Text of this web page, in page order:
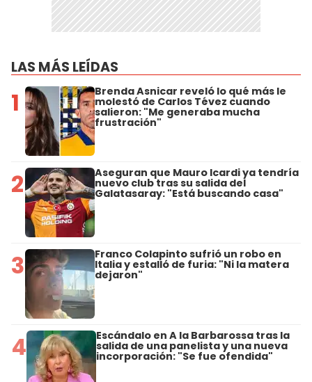
LAS MÁS LEÍDAS
1 Brenda Asnicar reveló lo qué más le
molestó de Carlos Tévez cuando
salieron: "Me generaba mucha
frustración"
2 Aseguran que Mauro Icardi ya tendría
nuevo club tras su salida del
Galatasaray: "Está buscando casa"
3 Franco Colapinto sufrió un robo en
Italia y estalló de furia: "Ni la matera
dejaron"
4 Escándalo en A la Barbarossa tras la
salida de una panelista y una nueva
incorporación: "Se fue ofendida"